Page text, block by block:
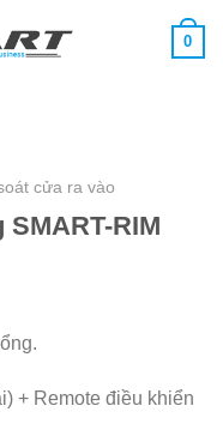
0
cửa ra vào
RIM
+ Remote điều khiển